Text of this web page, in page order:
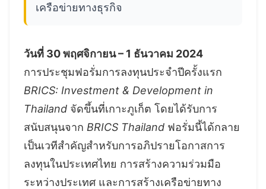
เครือข่ายทางธุรกิจ
วันที่ 30พฤศจิกายน– 1 ธันวาคม 2024
การประชุมฟอรั่มการลงทุนประจำปีครั้งแรก
BRICS: Investment & Development in
Thailand จัดขึ้นที่เกาะภูเก็ต โดยได้รับการ
สนับสนุนจาก BRICS Thailand ฟอรั่มนี้ได้กลาย
เป็นเวทีสำคัญสำหรับการอภิปรายโอกาสการ
ลงทุนในประเทศไทย การสร้างความร่วมมือ
ระหว่างประเทศ และการสร้างเครือข่ายทาง